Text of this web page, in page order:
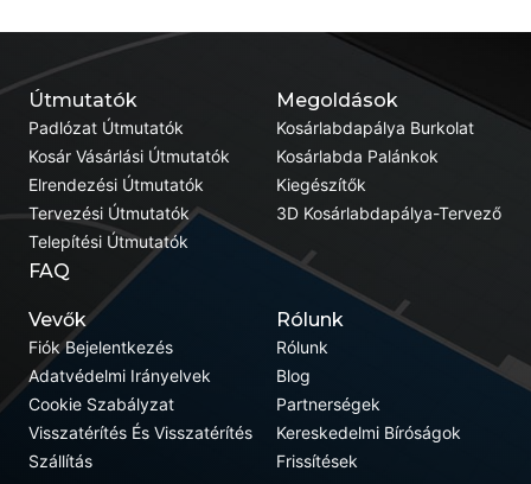
Megoldások
Kosárlabdapálya Burkolat
Kosárlabda Palánkok
Kiegészítők
3D Kosárlabdapálya-Tervező
Útmutatók
Padlózat Útmutatók
Kosár Vásárlási Útmutatók
Elrendezési Útmutatók
Tervezési Útmutatók
Telepítési Útmutatók
FAQ
Vevők
Fiók Bejelentkezés
Adatvédelmi Irányelvek
Cookie Szabályzat
Visszatérítés És Visszatérítés
Szállítás
Rólunk
Rólunk
Blog
Partnerségek
Kereskedelmi Bíróságok
Frissítések